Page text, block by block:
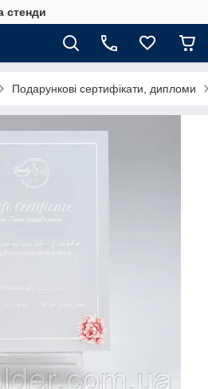
стенди
Подарункові сертифікати, дипломи